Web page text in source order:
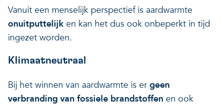
Een gezonde leefomgeving
Een gezonde leefomgeving
Veerkrachtige ecosystemen
Vanuit een menselijk perspectief is aardwarmte
onuitputtelijk en kan het dus ook onbeperkt in tijd
ingezet worden.
Klimaatneutraal
Bij het winnen van aardwarmte is er geen
verbranding van fossiele brandstoffen en ook